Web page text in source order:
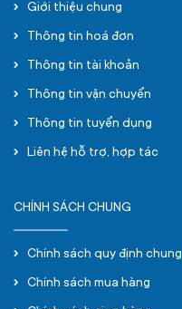
Giới thiệu chung
Thông tin hoá đơn
Thông tin tài khoản
Thông tin vận chuyển
Thông tin tuyển dụng
Liên hệ hỗ trợ, hợp tác
CHÍNH SÁCH CHUNG
Chính sách quy định chung
Chính sách mua hàng